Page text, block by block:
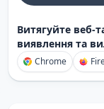
Витягуйте веб-
виявлення та
Chrome